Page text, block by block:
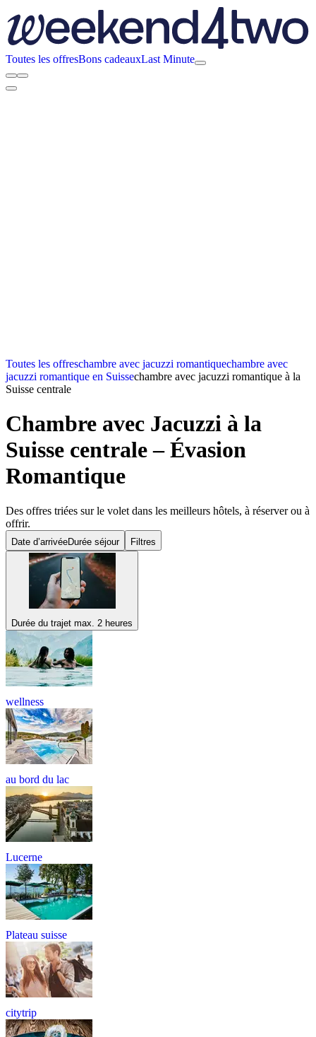
Toutes les offresBons cadeauxLast Minute
Toutes les offreschambre avec jacuzzi romantiquechambre avec
jacuzzi romantique en Suissechambre avec jacuzzi romantique à la
Suisse centrale
Chambre avec Jacuzzi à la
Suisse centrale – Évasion
Romantique
Des offres triées sur le volet dans les meilleurs hôtels, à réserver ou à
offrir.
Date d’arrivéeDurée séjour Filtres
Durée du trajet max. 2 heures
wellness
au bord du lac
Lucerne
Plateau suisse
citytrip